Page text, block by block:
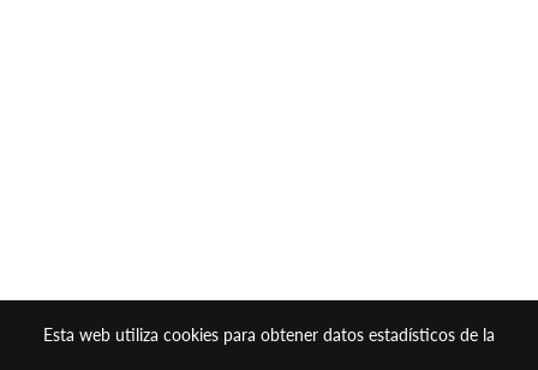
Esta web utiliza cookies para obtener datos estadísticos de la